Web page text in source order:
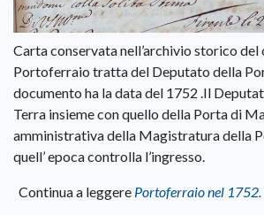
Carta conservata nell’archivio storico del
Portoferraio tratta del Deputato della
documento ha la data del 1752 .Il
Terra insieme con quello della Porta di
amministrativa della Magistratura della
quell’ epoca controlla l’ingresso.
Continua a leggere Portoferraio nel